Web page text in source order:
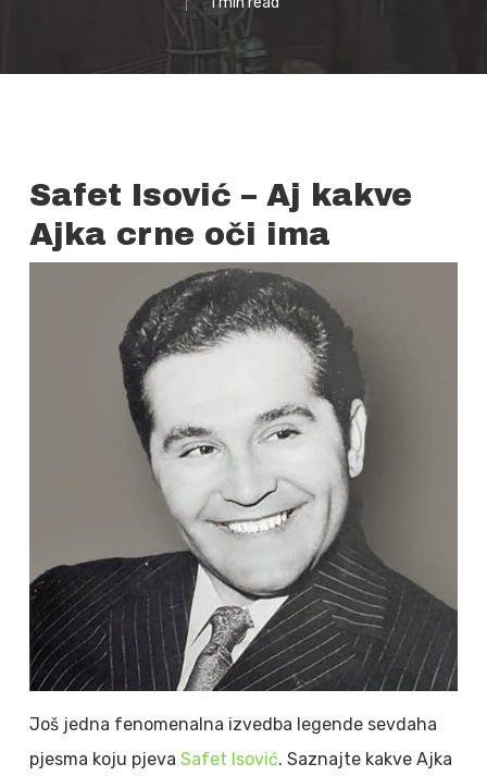
Safet Isović – Aj kakve
Ajka crne oči ima
Još jedna fenomenalna izvedba legende sevdaha
pjesma koju pjeva Safet Isović. Saznajte kakve Ajka